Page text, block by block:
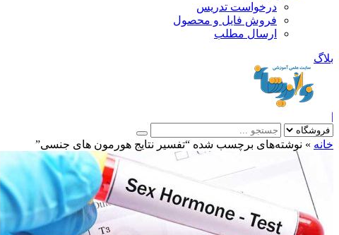
درخواست تدریس
فروش فایل و محصول
ارسال مطلب
بلاگ
|
خانه » نوشته‌های برچسب شده “تفسیر نتایج هورمون های جنسی”